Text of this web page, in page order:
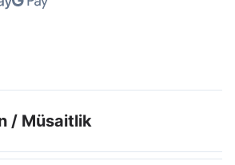
/ Müsaitlik